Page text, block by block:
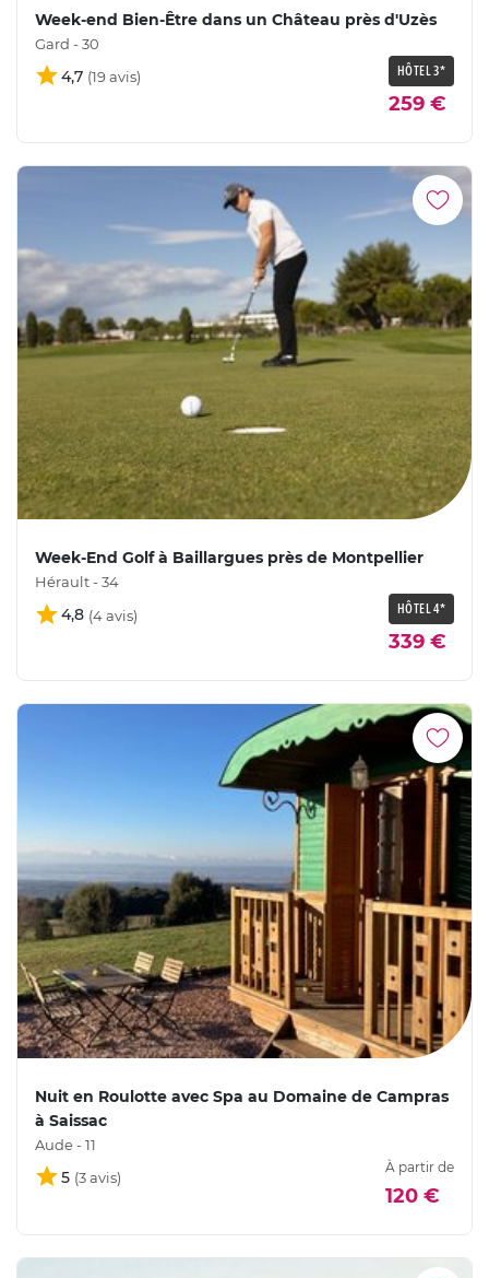
Week-end Bien-Être dans un Château près d'Uzès
Gard - 30
4,7 HÔTEL 3*
259 €
Week-End Golf à Baillargues près de Montpellier
Hérault - 34
4,8 HÔTEL 4*
339 €
Nuit en Roulotte avec Spa au Domaine de Campras
à Saissac
Aude - 11
5
À partir de
120 €